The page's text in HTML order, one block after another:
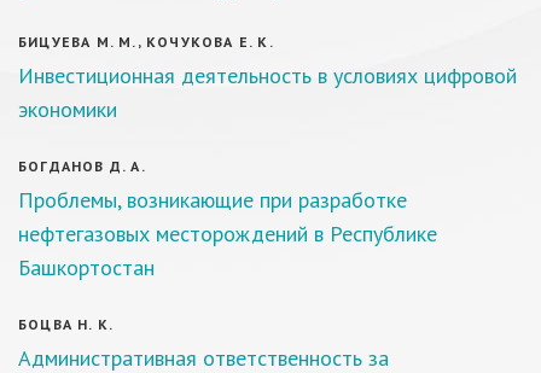
БИЦУЕВА М. М., КОЧУКОВА Е. К.
Инвестиционная деятельность в условиях цифровой
экономики
БОГДАНОВ Д. А.
Проблемы, возникающие при разработке
нефтегазовых месторождений в Республике
Башкортостан
БОЦВА Н. К.
Административная ответственность за